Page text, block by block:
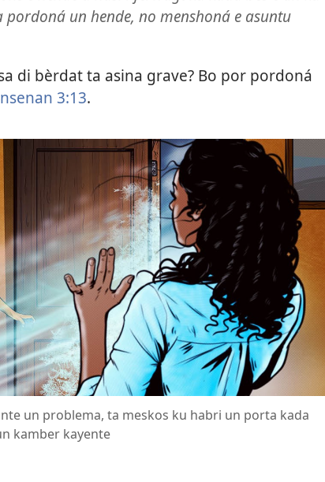
pordoná un hende, no menshoná e asuntu
di bèrdat ta asina grave? Bo por pordoná
3:13.
un problema, ta meskos ku habri un porta kada
kamber kayente